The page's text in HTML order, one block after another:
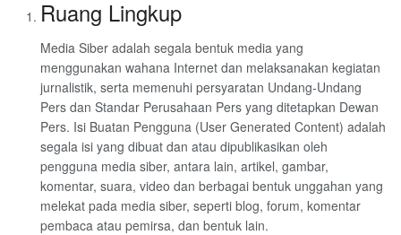
Ruang Lingkup
Media Siber adalah segala bentuk media yang
menggunakan wahana Internet dan melaksanakan kegiatan
jurnalistik, serta memenuhi persyaratan Undang-Undang
Pers dan Standar Perusahaan Pers yang ditetapkan Dewan
Pers. Isi Buatan Pengguna (User Generated Content) adalah
segala isi yang dibuat dan atau dipublikasikan oleh
pengguna media siber, antara lain, artikel, gambar,
komentar, suara, video dan berbagai bentuk unggahan yang
melekat pada media siber, seperti blog, forum, komentar
pembaca atau pemirsa, dan bentuk lain.